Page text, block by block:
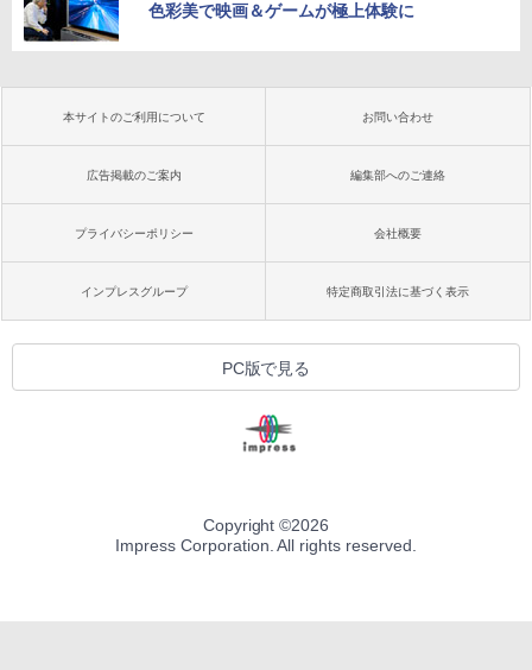
色彩美で映画＆ゲームが極上体験に
本サイトのご利用について お問い合わせ
広告掲載のご案内 編集部へのご連絡
プライバシーポリシー 会社概要
インプレスグループ 特定商取引法に基づく表示
PC版で見る
Copyright ©2026
Impress Corporation. All rights reserved.